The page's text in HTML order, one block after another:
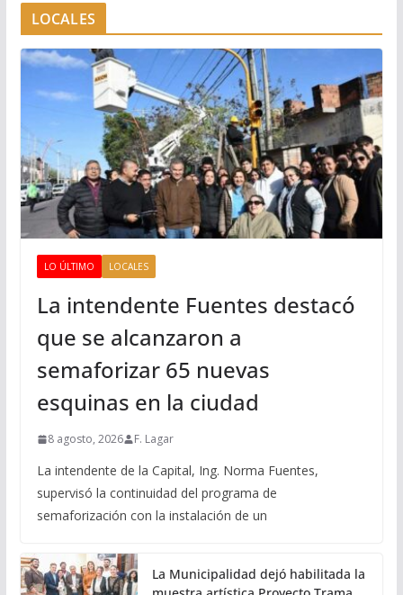
LOCALES
LO ÚLTIMO LOCALES
La intendente Fuentes destacó
que se alcanzaron a
semaforizar 65 nuevas
esquinas en la ciudad
8 agosto, 2026 F. Lagar
La intendente de la Capital, Ing. Norma Fuentes,
supervisó la continuidad del programa de
semaforización con la instalación de un
La Municipalidad dejó habilitada la